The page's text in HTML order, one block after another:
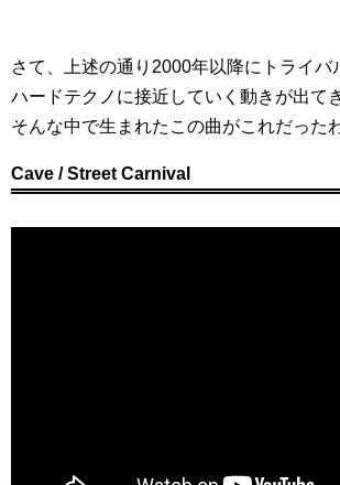
さて、上述の通り2000年以降にトライバ
ハードテクノに接近していく動きが出て
そんな中で生まれたこの曲がこれだった
Cave / Street Carnival